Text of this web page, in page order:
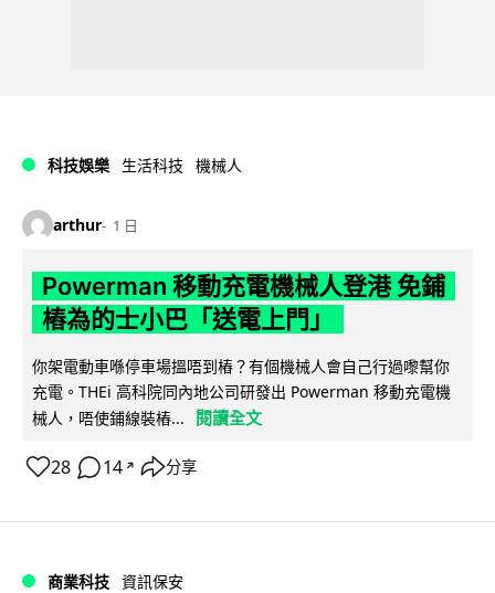
科技娛樂 生活科技 機械人
arthur 1 日
Powerman 移動充電機械人登港 免鋪
樁為的士小巴「送電上門」
你架電動車喺停車場搵唔到樁？有個機械人會自己行過嚟幫你
充電。THEi 高科院同內地公司研發出 Powerman 移動充電機
械人，唔使鋪線裝樁...
閱讀全文
28 14 ↗ 分享
商業科技 資訊保安